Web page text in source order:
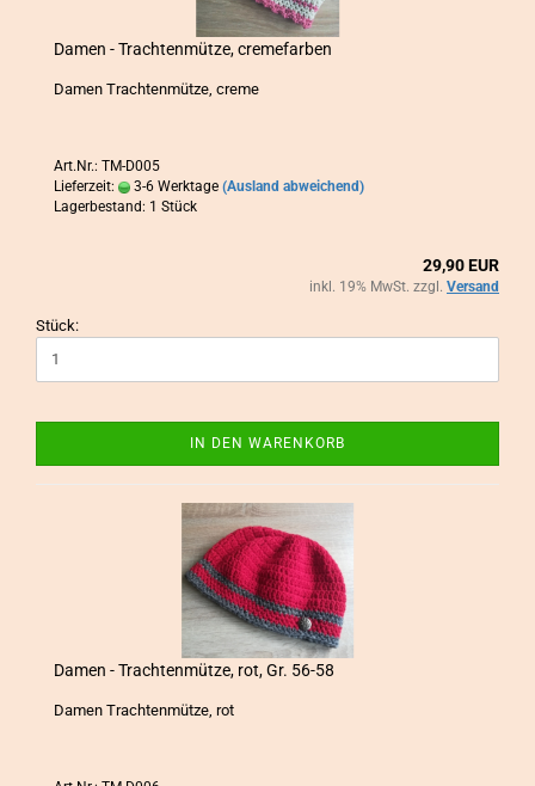
Damen - Trach­ten­müt­ze, creme­far­ben
Damen Trach­ten­müt­ze, creme
Art.Nr.: TM-D005
Lieferzeit:
3-6 Werktage (Ausland abweichend)
Lagerbestand: 1 Stück
29,90 EUR
inkl. 19% MwSt. zzgl. Versand
Stück:
IN DEN WARENKORB
Damen - Trach­ten­müt­ze, rot, Gr. 56-58
Damen Trach­ten­müt­ze, rot